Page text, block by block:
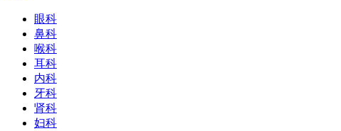
眼科
鼻科
喉科
耳科
内科
牙科
肾科
妇科